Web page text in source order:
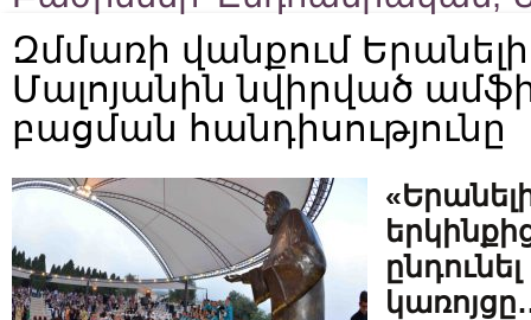
Զմմառի վանքում
Մալոյանին նվիրված
բացման հանդիսությունը